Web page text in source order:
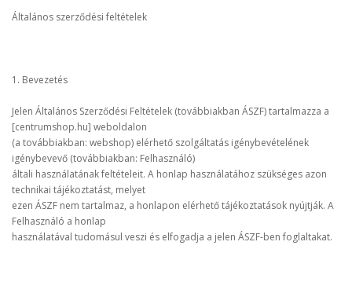
Általános szerződési feltételek
1. Bevezetés
Jelen Általános Szerződési Feltételek (továbbiakban ÁSZF) tartalmazza a
[centrumshop.hu] weboldalon
(a továbbiakban: webshop) elérhető szolgáltatás igénybevételének
igénybevevő (továbbiakban: Felhasználó)
általi használatának feltételeit. A honlap használatához szükséges azon
technikai tájékoztatást, melyet
ezen ÁSZF nem tartalmaz, a honlapon elérhető tájékoztatások nyújtják. A
Felhasználó a honlap
használatával tudomásul veszi és elfogadja a jelen ÁSZF-ben foglaltakat.